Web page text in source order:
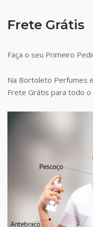
Frete Grátis
Faça o seu Primeiro
Na Bortoleto Perfumes
Frete Grátis para todo o